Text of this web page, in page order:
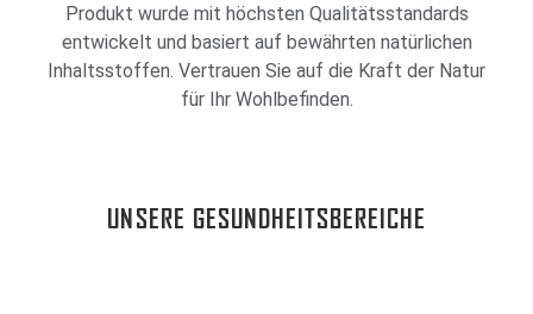
Produkt wurde mit höchsten Qualitätsstandards
entwickelt und basiert auf bewährten natürlichen
Inhaltsstoffen. Vertrauen Sie auf die Kraft der Natur
für Ihr Wohlbefinden.
UNSERE GESUNDHEITSBEREICHE